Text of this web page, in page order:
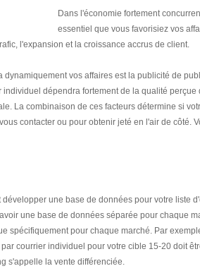
Dans l'économie fortement
essentiel que vous favorisiez vos
l'expansion et la croissance accrus de client.
dynamiquement vos affaires est la publicité de
dépendra fortement de la qualité perçue
La combinaison de ces facteurs détermine si
contacter ou pour obtenir jeté en l'air de côté.
une base de données pour votre liste
une base de données séparée pour chaque
spécifiquement pour chaque marché. Par
courrier individuel pour votre cible 15-20 doit
s'appelle la vente différenciée.